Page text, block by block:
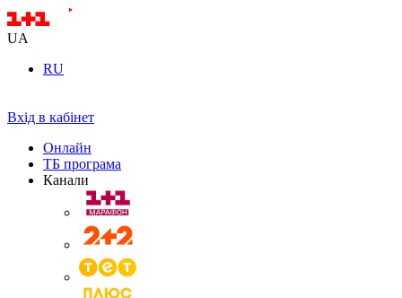
UA
RU
Вхід в кабінет
Онлайн
ТБ програма
Канали